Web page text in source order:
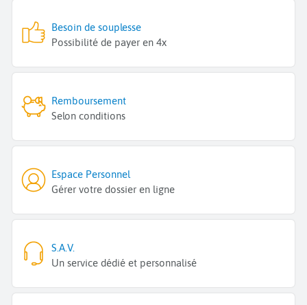
Besoin de souplesse
Possibilité de payer en 4x
Remboursement
Selon conditions
Espace Personnel
Gérer votre dossier en ligne
S.A.V.
Un service dédié et personnalisé